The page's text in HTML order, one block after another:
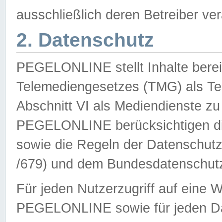
ausschließlich deren Betreiber
2. Datenschutz
PEGELONLINE stellt Inhalte
Telemediengesetzes (TMG) als
Abschnitt VI als Mediendienste
PEGELONLINE berücksichtigen
sowie die Regeln der
/679) und dem
Für jeden Nutzerzugriff auf eine
PEGELONLINE sowie für jeden